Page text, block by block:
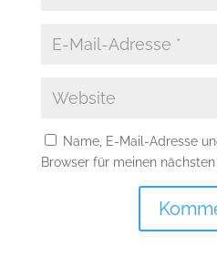
Name, E-Mail-Adresse
Browser für meinen